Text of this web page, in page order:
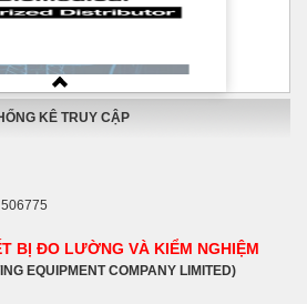
KÊ TRUY CẬP
506775
BỊ ĐO LƯỜNG VÀ KIỂM NGHIỆM
EQUIPMENT COMPANY LIMITED)